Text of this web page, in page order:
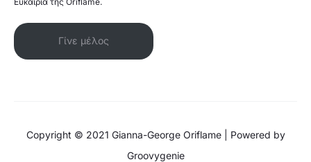
Γίνε μέλος
Copyright © 2021 Gianna-George Oriflame | Powered by
Groovygenie